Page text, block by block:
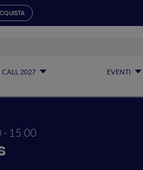
CALL 2027 EVENTI
- 15:00